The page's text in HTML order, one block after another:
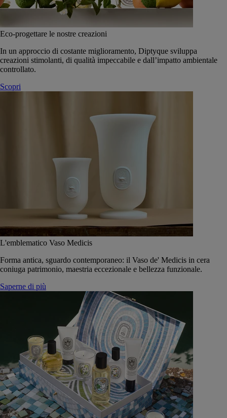
Eco-progettare le nostre creazioni
In un approccio di costante miglioramento, Diptyque sviluppa
creazioni stimolanti, di qualità impeccabile e dall’impatto ambientale
controllato.
Scopri
L'emblematico Vaso Medicis
Forma antica, sguardo contemporaneo: il Vaso de' Medicis in cera
coniuga patrimonio, maestria eccezionale e bellezza funzionale.
Saperne di più